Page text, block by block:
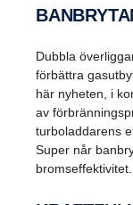
Dubbla
förbättra
här nyheten, i
av
turboladdarens
Super når
bromseffektivitet.